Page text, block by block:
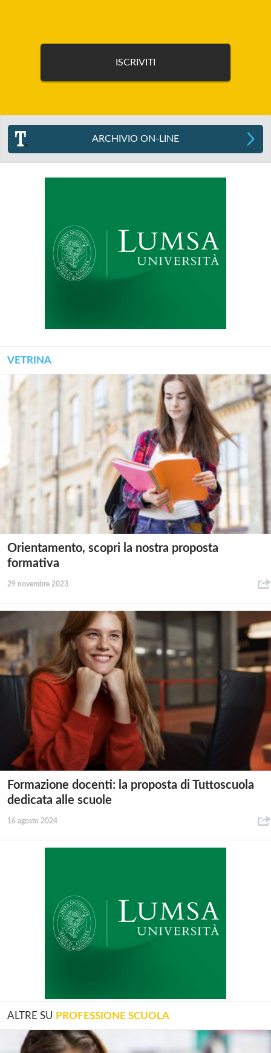
ARCHIVIO ON-LINE
VETRINA
Orientamento, scopri la nostra proposta
formativa
29 novembre 2023
Formazione docenti: la proposta di Tuttoscuola
dedicata alle scuole
16 agosto 2024
ALTRE SU PROFESSIONE SCUOLA